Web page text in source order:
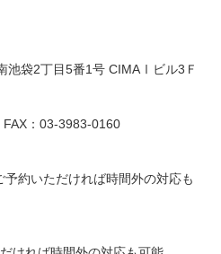
池袋2丁目5番1号 CIMAⅠビル3Ｆ
：03-3983-0160
約いただければ時間外の対応も